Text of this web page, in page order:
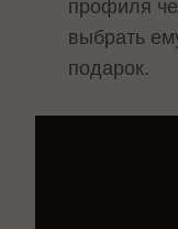
профиля
выбрать
подарок.